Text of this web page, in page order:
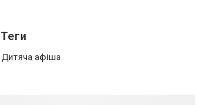
Теги
Дитяча афіша